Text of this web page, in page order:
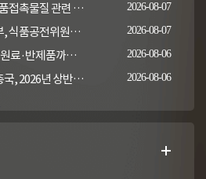
아르헨티나, 식품코드 식품접촉물질 관련 일부 조항 개정 2026-08-07
독일 연방농업식품향토부, 식품공전위원회의 갑각류 및 연체류 지침 개정 채택 고시 2026-08-07
대만 위생복지부장, 식품 원료·반제품까지 이상 통보 의무 확대 추진 2026-08-06
중국 국가시장감독관리총국, 2026년 상반기 시장감독관리부서 식품안전 감독 샘플검사 현황 통보 2026-08-06